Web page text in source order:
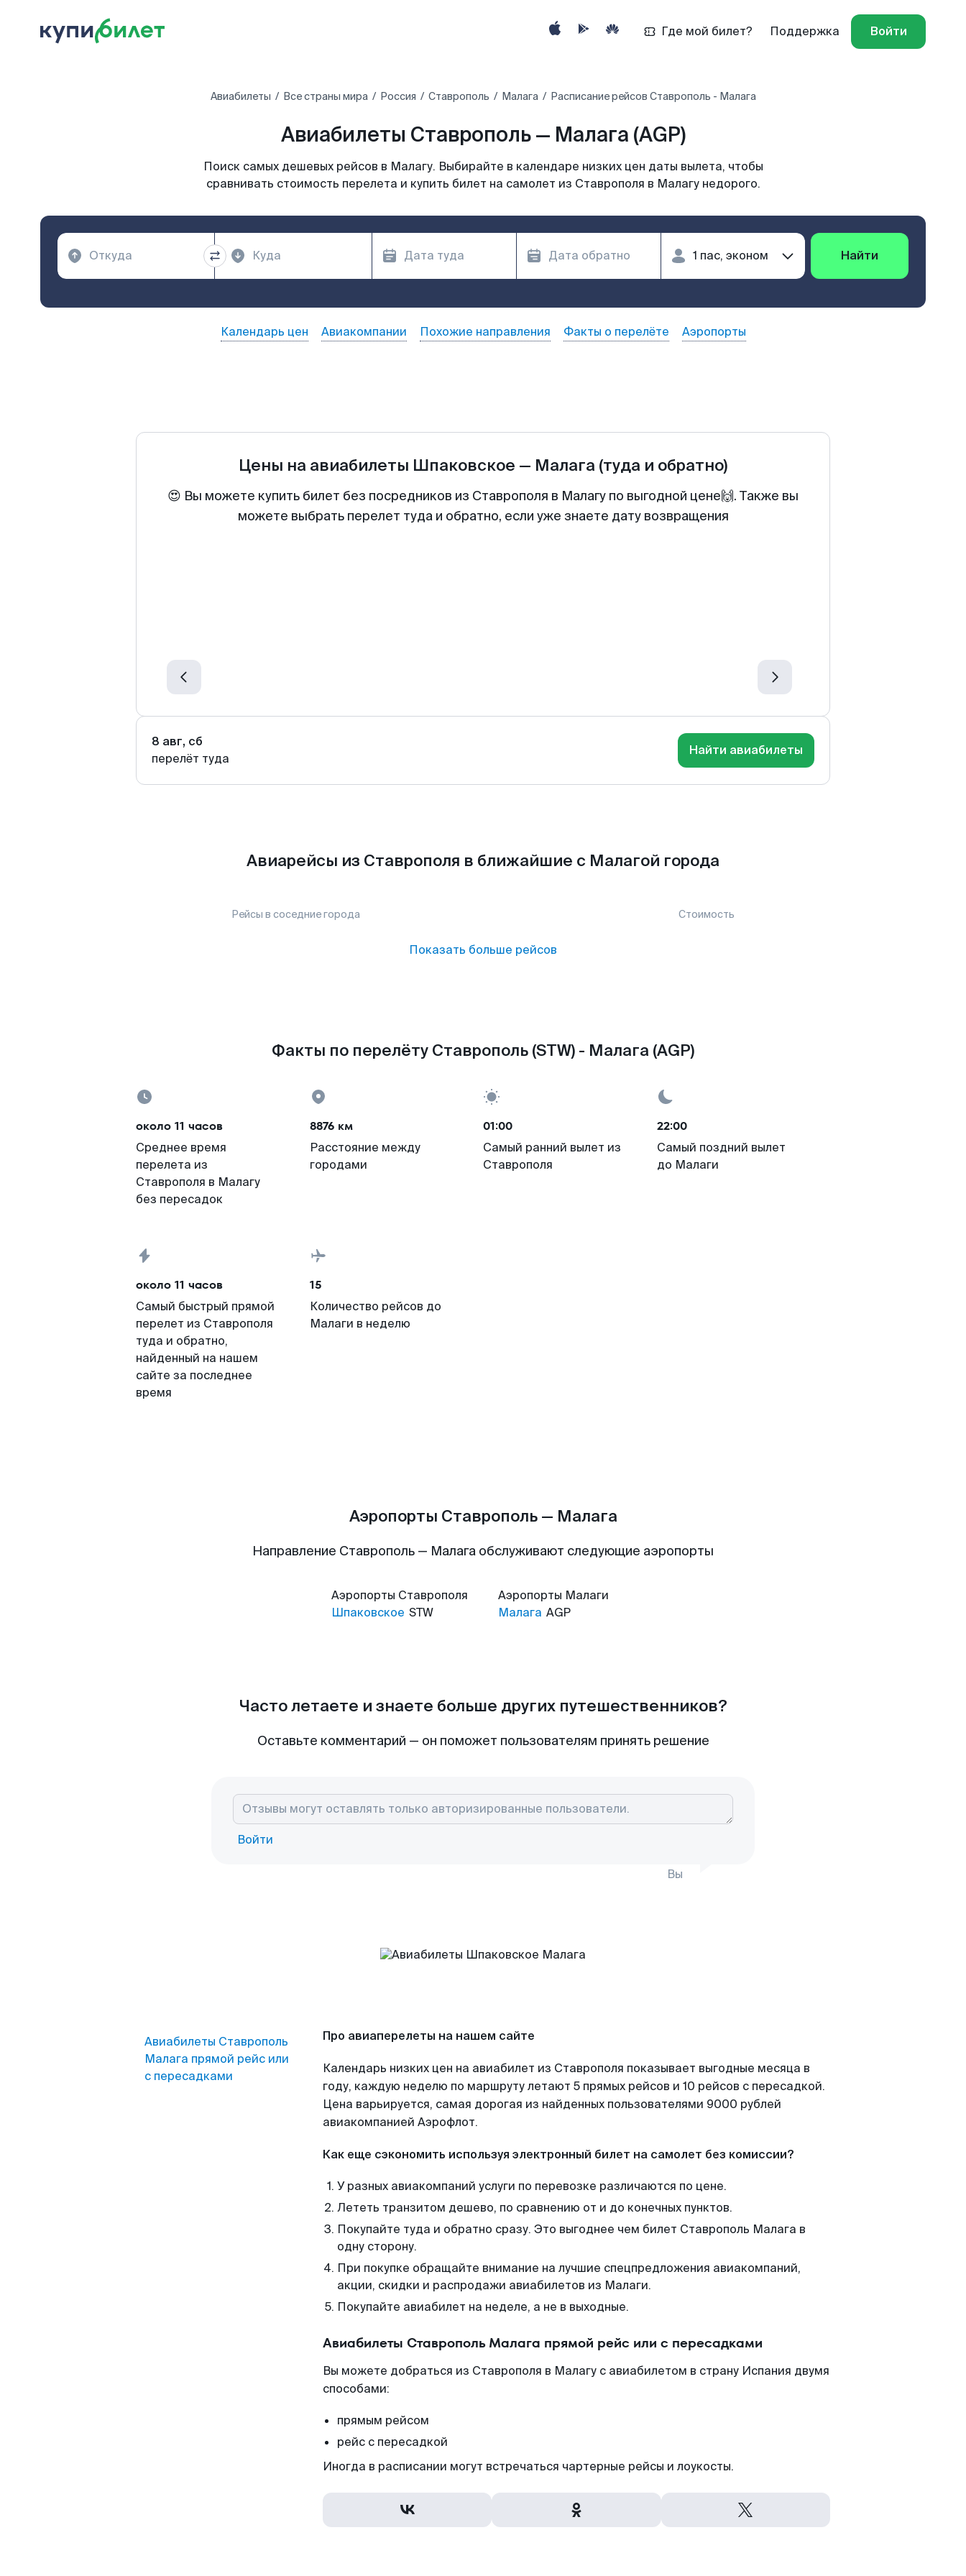
Где мой билет? Поддержка Войти
Авиабилеты Все страны мира Россия Ставрополь Малага Расписание рейсов Ставрополь - Малага
Авиабилеты Ставрополь — Малага (AGP)
Поиск самых дешевых рейсов в Малагу. Выбирайте в календаре низких цен даты вылета, чтобы
сравнивать стоимость перелета и купить билет на самолет из Ставрополя в Малагу недорого.
Найти
Календарь цен Авиакомпании Похожие направления Факты о перелёте Аэропорты
Цены на авиабилеты Шпаковское — Малага (туда и обратно)
😍 Вы можете купить билет без посредников из Ставрополя в Малагу по выгодной цене🙌. Также вы
можете выбрать перелет туда и обратно, если уже знаете дату возвращения
8 авг, сб
перелёт туда
Найти авиабилеты
Авиарейсы из Ставрополя в ближайшие с Малагой города
Рейсы в соседние города Стоимость
Показать больше рейсов
Факты по перелёту Ставрополь (STW) - Малага (AGP)
около 11 часов
Среднее время
перелета из
Ставрополя в Малагу
без пересадок
8876 км
Расстояние между
городами
01:00
Самый ранний вылет из
Ставрополя
22:00
Самый поздний вылет
до Малаги
около 11 часов
Самый быстрый прямой
перелет из Ставрополя
туда и обратно,
найденный на нашем
сайте за последнее
время
15
Количество рейсов до
Малаги в неделю
Аэропорты Ставрополь — Малага
Направление Ставрополь — Малага обслуживают следующие аэропорты
Аэропорты Ставрополя
Шпаковское STW
Аэропорты Малаги
Малага AGP
Часто летаете и знаете больше других путешественников?
Оставьте комментарий — он поможет пользователям принять решение
Войти
Вы
Авиабилеты Ставрополь
Малага прямой рейс или
с пересадками
Про авиаперелеты на нашем сайте
Календарь низких цен на авиабилет из Ставрополя показывает выгодные месяца в
году, каждую неделю по маршруту летают 5 прямых рейсов и 10 рейсов с пересадкой.
Цена варьируется, самая дорогая из найденных пользователями 9000 рублей
авиакомпанией Аэрофлот.
Как еще сэкономить используя электронный билет на самолет без комиссии?
У разных авиакомпаний услуги по перевозке различаются по цене.
Лететь транзитом дешево, по сравнению от и до конечных пунктов.
Покупайте туда и обратно сразу. Это выгоднее чем билет Ставрополь Малага в
одну сторону.
При покупке обращайте внимание на лучшие спецпредложения авиакомпаний,
акции, скидки и распродажи авиабилетов из Малаги.
Покупайте авиабилет на неделе, а не в выходные.
Авиабилеты Ставрополь Малага прямой рейс или с пересадками
Вы можете добраться из Ставрополя в Малагу с авиабилетом в страну Испания двумя
способами:
прямым рейсом
рейс с пересадкой
Иногда в расписании могут встречаться чартерные рейсы и лоукосты.